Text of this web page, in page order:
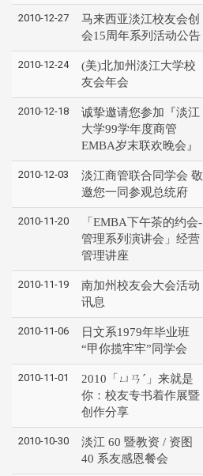
2010-12-27
马来西亚淡江校友会创
会15周年系列活动公告
2010-12-24
(美)北加州淡江大学校
友会年会
2010-12-18
诚挚邀请您参加『淡江
大学99学年度商管
EMBA岁末联欢晚会』
2010-12-03
淡江商管联合同学会 敬
邀您一同参观总统府
2010-11-20
「EMBA下午茶的约会-
管理系列演讲会」经营
管理讲座
2010-11-19
南加州校友会大会活动
讯息
2010-11-06
日文系1979年毕业班
“甲你揽牢牢”同学会
2010-11-01
2010「ㄩㄢˊ」来就是
你：校友专书着作展暨
创作分享
2010-10-30
淡江 60 暨教资 / 资图
40 系友感恩餐会